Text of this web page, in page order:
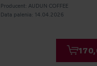
Producent: AUDUN COFFEE
Data palenia: 14.04.2026